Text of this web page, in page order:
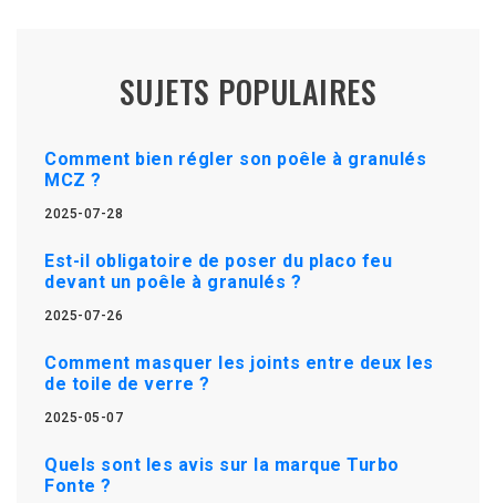
SUJETS POPULAIRES
Comment bien régler son poêle à granulés
MCZ ?
2025-07-28
Est-il obligatoire de poser du placo feu
devant un poêle à granulés ?
2025-07-26
Comment masquer les joints entre deux les
de toile de verre ?
2025-05-07
Quels sont les avis sur la marque Turbo
Fonte ?